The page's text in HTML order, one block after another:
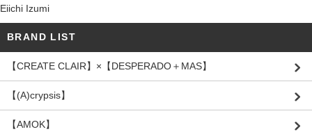
Eiichi Izumi
BRAND LIST
【CREATE CLAIR】×【DESPERADO＋MAS】
【(A)crypsis】
【AMOK】